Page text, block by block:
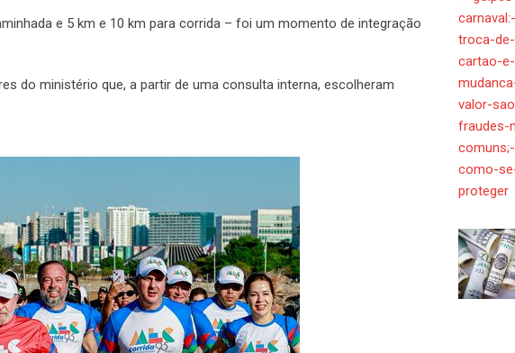
e 5 km e 10 km para corrida – foi um momento de integração
do ministério que, a partir de uma consulta interna, escolheram